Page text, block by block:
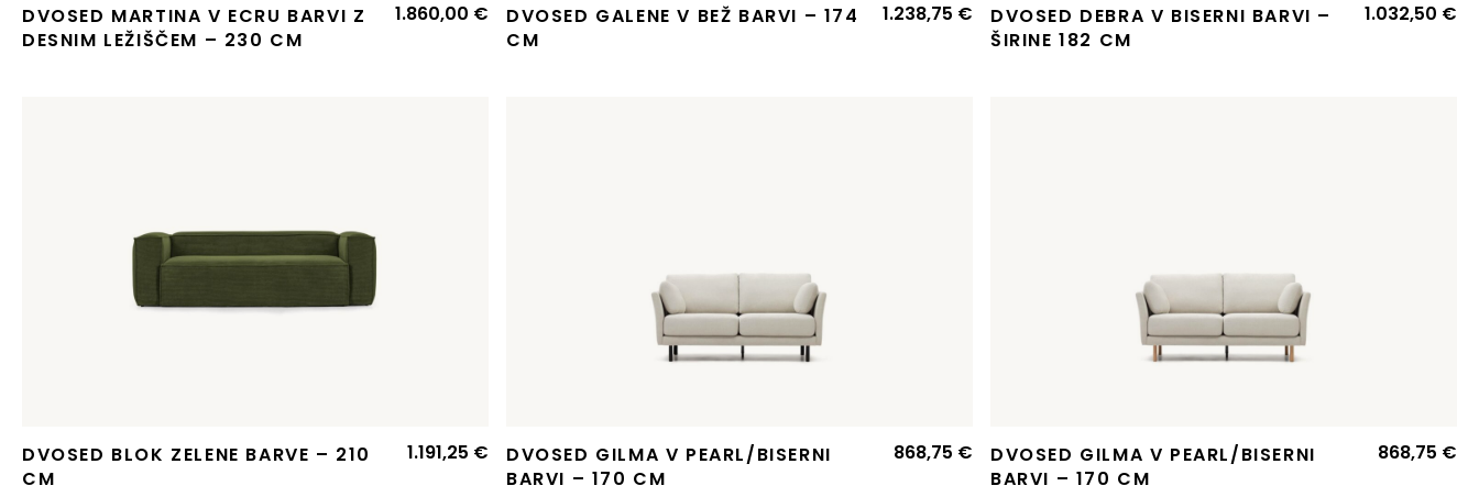
DVOSED MARTINA V ECRU BARVI Z
DESNIM LEŽIŠČEM – 230 CM
1.860,00 €
DVOSED GALENE V BEŽ BARVI – 174
CM
1.238,75 €
DVOSED DEBRA V BISERNI BARVI –
ŠIRINE 182 CM
1.032,50 €
DVOSED BLOK ZELENE BARVE – 210
CM
1.191,25 €
DVOSED GILMA V PEARL/BISERNI
BARVI – 170 CM
868,75 €
DVOSED GILMA V PEARL/BISERNI
BARVI – 170 CM
868,75 €